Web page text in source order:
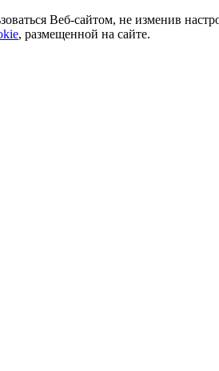
Веб-сайтом, не изменив
, размещенной на сайте.